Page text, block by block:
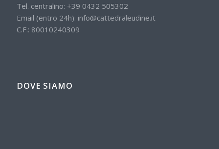
Tel. centralino: +39 0432 505302
Email (entro 24h): info@cattedraleudine.it
C.F.: 80010240309
DOVE SIAMO